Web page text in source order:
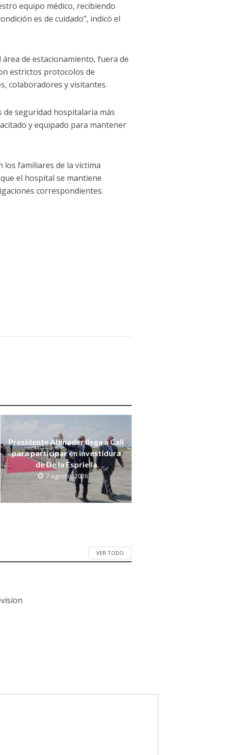
equipo médico, recibiendo
es de cuidado”, indicó el
de estacionamiento, fuera de
estrictos protocolos de
colaboradores y visitantes.
de seguridad hospitalaria más
y equipado para mantener
familiares de la víctima
el hospital se mantiene
correspondientes.
Presidente Abinader llega a Cali
para participar en investidura
de De la Espriella
7 agosto, 2026
VER TODO